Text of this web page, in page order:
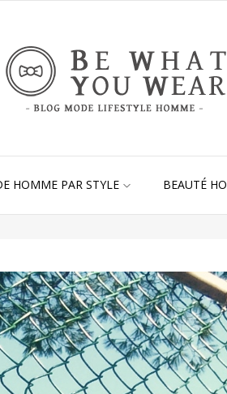
HOMME PAR STYLE BEAUTÉ